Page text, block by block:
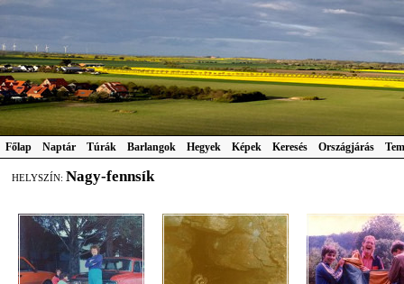
Főlap Naptár Túrák Barlangok Hegyek Képek Keresés Országjárás
HELYSZÍN: Nagy-fennsík